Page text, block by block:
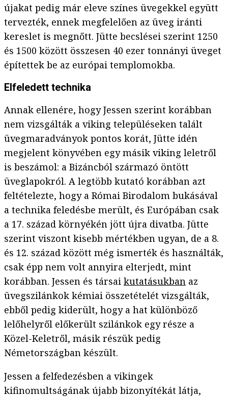
újakat pedig már eleve színes üvegekkel együtt
tervezték, ennek megfelelően az üveg iránti
kereslet is megnőtt. Jütte becslései szerint 1250
és 1500 között összesen 40 ezer tonnányi üveget
építettek be az európai templomokba.
Elfeledett technika
Annak ellenére, hogy Jessen szerint korábban
nem vizsgálták a viking településeken talált
üvegmaradványok pontos korát, Jütte idén
megjelent könyvében egy másik viking leletről
is beszámol: a Bizáncból származó öntött
üveglapokról. A legtöbb kutató korábban azt
feltételezte, hogy a Római Birodalom bukásával
a technika feledésbe merült, és Európában csak
a 17. század környékén jött újra divatba. Jütte
szerint viszont kisebb mértékben ugyan, de a 8.
és 12. század között még ismerték és használták,
csak épp nem volt annyira elterjedt, mint
korábban. Jessen és társai kutatásukban az
üvegszilánkok kémiai összetételét vizsgálták,
ebből pedig kiderült, hogy a hat különböző
lelőhelyről előkerült szilánkok egy része a
Közel-Keletről, másik részük pedig
Németországban készült.
Jessen a felfedezésben a vikingek
kifinomultságának újabb bizonyítékát látja,